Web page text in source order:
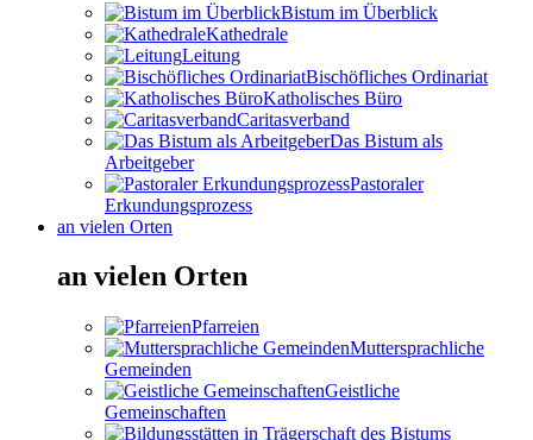
Bistum im Überblick
Kathedrale
Leitung
Bischöfliches Ordinariat
Katholisches Büro
Caritasverband
Das Bistum als
Arbeitgeber
Pastoraler
Erkundungsprozess
an vielen Orten
an vielen Orten
Pfarreien
Muttersprachliche
Gemeinden
Geistliche
Gemeinschaften